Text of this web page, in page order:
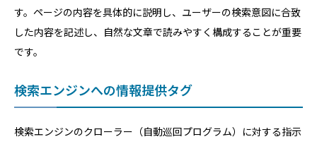
す。ページの内容を具体的に説明し、ユーザーの検索意図に合致
した内容を記述し、自然な文章で読みやすく構成することが重要
です。
検索エンジンへの情報提供タグ
検索エンジンのクローラー（自動巡回プログラム）に対する指示